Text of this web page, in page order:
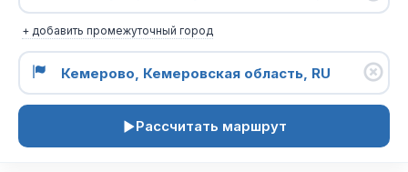
+ добавить промежуточный город
Рассчитать маршрут